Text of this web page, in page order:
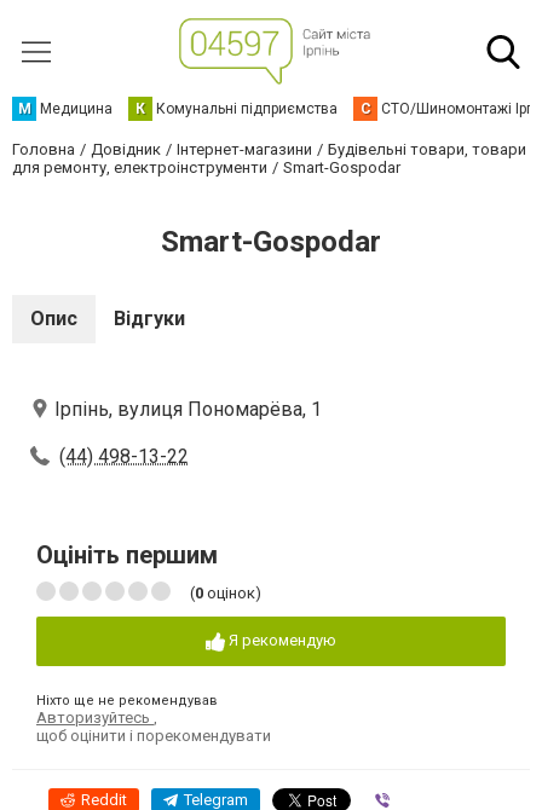
М Медицина К Комунальні підприємства С СТО/Шиномонтажі
Головна Довідник Інтернет-магазини
Будівельні товари, товари
для ремонту, електроінструменти
Smart-Gospodar
Smart-Gospodar
Опис Відгуки
Ірпінь, вулиця Пономарёва, 1
(44) 498-13-22
Оцініть першим
(0 оцінок)
Я рекомендую
Ніхто ще не рекомендував
Авторизуйтесь
щоб оцінити і порекомендувати
Reddit Telegram